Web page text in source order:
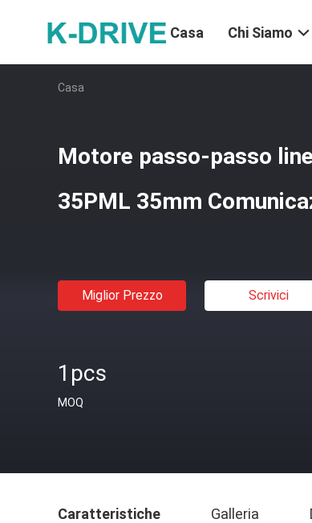
Casa Chi Siamo
Casa
Motore passo-passo
35PML 35mm
Miglior Prezzo Scrivici
1pcs
MOQ
Caratteristiche Galleria